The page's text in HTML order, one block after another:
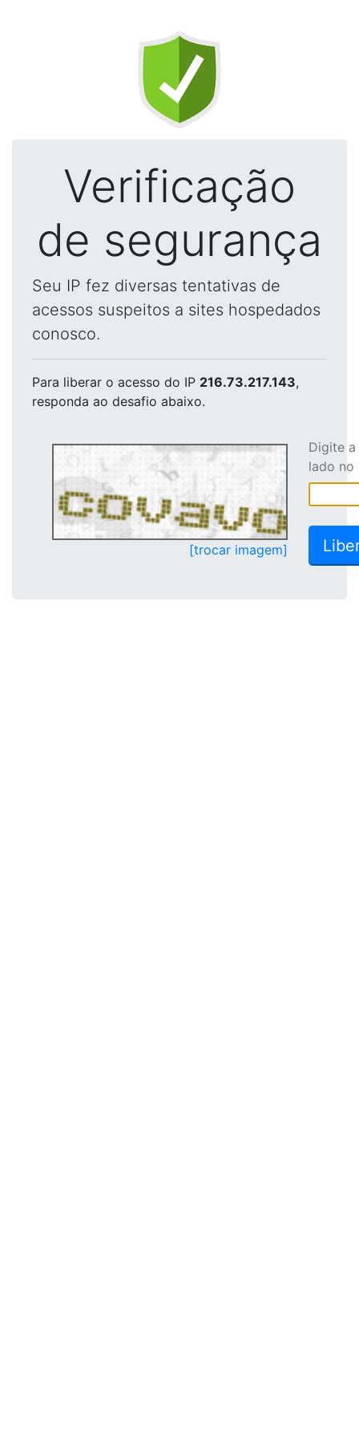
Verificação
de segurança
Seu IP fez diversas tentativas de
acessos suspeitos a sites hospedados
conosco.
Para liberar o acesso do IP 216.73.217.143,
responda ao desafio abaixo.
[trocar imagem]
Digite
lado no